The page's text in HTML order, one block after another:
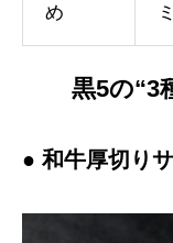
め
ミ
黒5の“3
● 和牛厚切り